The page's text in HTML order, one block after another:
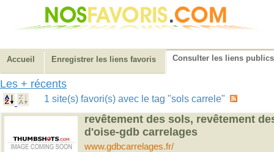
Accueil Enregistrer les liens favoris Consulter les liens publics
Les + récents
1 site(s) favori(s) avec le tag "sols carrele"
revêtement des sols, revêtement
d'oise-gdb carrelages
www.gdbcarrelages.fr/